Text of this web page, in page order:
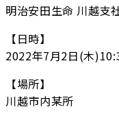
明治安田生命 川越支
【日時】
2022年7月2日(木
【場所】
川越市内某所